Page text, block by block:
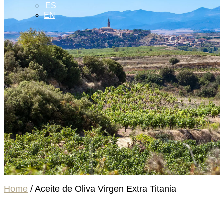
ES
EN
Home / Aceite de Oliva Virgen Extra Titania